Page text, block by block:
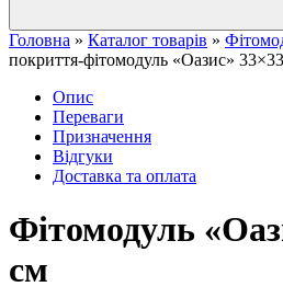
Головна » Каталог товарів »
покриття-фітомодуль «Оазис»
Опис
Переваги
Призначення
Відгуки
Доставка та оплата
Фітомодуль
см